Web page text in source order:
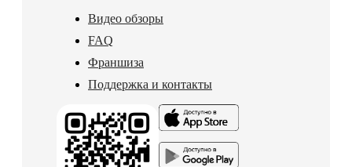
Видео обзоры
FAQ
Франшиза
Поддержка и контакты